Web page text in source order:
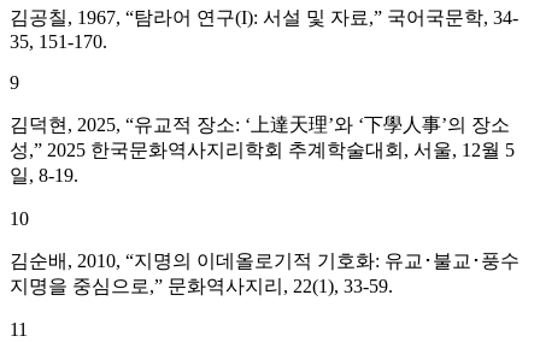
김공칠, 1967, “탐라어 연구(I): 서설 및 자료,” 국어국문학, 34-
35, 151-170.
9
김덕현, 2025, “유교적 장소: ‘上達天理’와 ‘下學人事’의 장소
성,” 2025 한국문화역사지리학회 추계학술대회, 서울, 12월 5
일, 8-19.
10
김순배, 2010, “지명의 이데올로기적 기호화: 유교･불교･풍수
지명을 중심으로,” 문화역사지리, 22(1), 33-59.
11